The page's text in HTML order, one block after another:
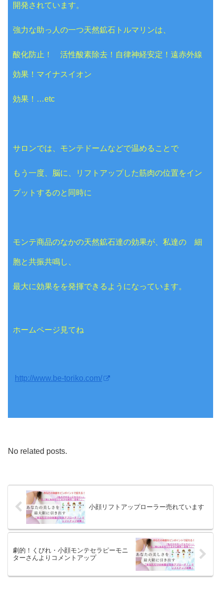
開発されています。
強力な助っ人の一つ天然鉱石トルマリンは、
酸化防止！ 活性酸素除去！自律神経安定！ 遠赤外線
効果！ マイナスイオン
効果！…etc
サロンでは、モンテドームなどで温めることで
もう一度、脳に、リフトアップした筋肉の位置をイン
プットするのと同時に
モンテ商品のなかの天然鉱石達の効果が、 私達の 細
胞と共振共鳴し、
最大に効果をを発揮できるようになっています。
ホームページ見てね
http://www.be-toriko.com/
No related posts.
小顔リフトアップローラー売れています
劇的！くびれ・小顔モンテセラピーモニ
ターさんよりコメントアップ